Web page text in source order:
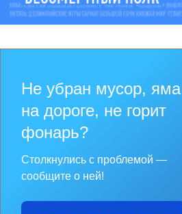
Не убран мусор, яма
на дороге, не горит
фонарь?
Столкнулись с проблемой —
сообщите о ней!